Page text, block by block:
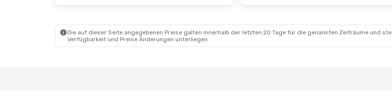
NCE
- BCN -
Die auf dieser Seite angegebenen Preise galten innerhalb der letzten 20 Tage für die genannten Zeiträume und
Verfügbarkeit und Preise Änderungen unterliegen.